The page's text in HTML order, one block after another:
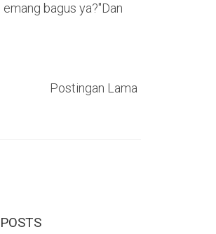
bagus ya?"Dan
Postingan Lama